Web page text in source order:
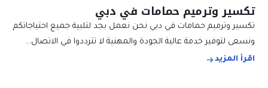
تكسير وترميم حمامات في دبي
تكسير وترميم حمامات في دبي نحن نعمل بجد لتلبية جميع احتياجاتكم
ونسعى لتوفير خدمة عالية الجودة والمهنية لا تترددوا في الاتصال…
اقرأ المزيد